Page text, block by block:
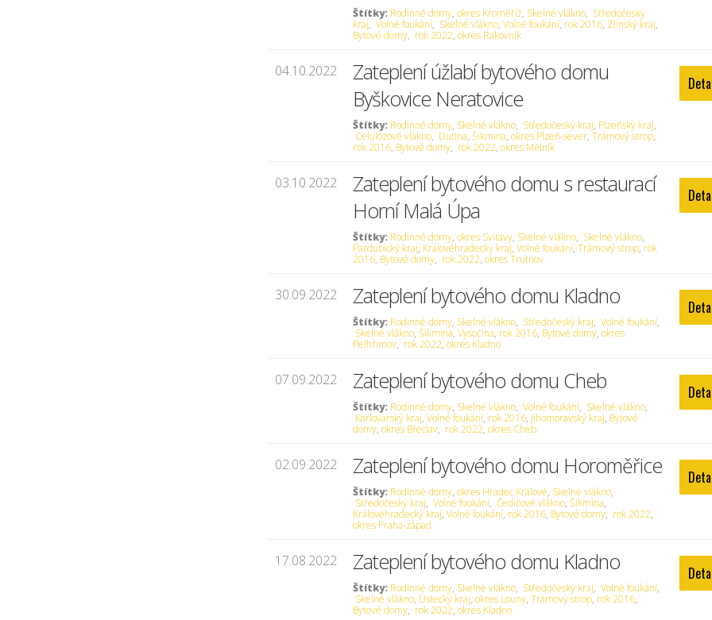
Štítky: Rodinné domy, okres Kroměříž, Skelné vlákno, Středočeský
kraj, Volné foukání, Skelné vlákno, Volné foukání, rok 2016, Zlínský kraj,
Bytové domy, rok 2022, okres Rakovník
04.10.2022
Zateplení úžlabí bytového domu
Byškovice Neratovice
Štítky: Rodinné domy, Skelné vlákno, Středočeský kraj, Plzeňský kraj,
Celulózové vlákno, Dutina, Šikmina, okres Plzeň-sever, Trámový strop,
rok 2016, Bytové domy, rok 2022, okres Mělník
03.10.2022
Zateplení bytového domu s restaurací
Horní Malá Úpa
Štítky: Rodinné domy, okres Svitavy, Skelné vlákno, Skelné vlákno,
Pardubický kraj, Královéhradecký kraj, Volné foukání, Trámový strop, rok
2016, Bytové domy, rok 2022, okres Trutnov
30.09.2022 Zateplení bytového domu Kladno
Štítky: Rodinné domy, Skelné vlákno, Středočeský kraj, Volné foukání,
Skelné vlákno, Šikmina, Vysočina, rok 2016, Bytové domy, okres
Pelhřimov, rok 2022, okres Kladno
07.09.2022 Zateplení bytového domu Cheb
Štítky: Rodinné domy, Skelné vlákno, Volné foukání, Skelné vlákno,
Karlovarský kraj, Volné foukání, rok 2016, Jihomoravský kraj, Bytové
domy, okres Břeclav, rok 2022, okres Cheb
02.09.2022 Zateplení bytového domu Horoměřice
Štítky: Rodinné domy, okres Hradec Králové, Skelné vlákno,
Středočeský kraj, Volné foukání, Čedičové vlákno, Šikmina,
Královéhradecký kraj, Volné foukání, rok 2016, Bytové domy, rok 2022,
okres Praha-západ
17.08.2022 Zateplení bytového domu Kladno
Štítky: Rodinné domy, Skelné vlákno, Středočeský kraj, Volné foukání,
Skelné vlákno, Ústecký kraj, okres Louny, Trámový strop, rok 2016,
Bytové domy, rok 2022, okres Kladno